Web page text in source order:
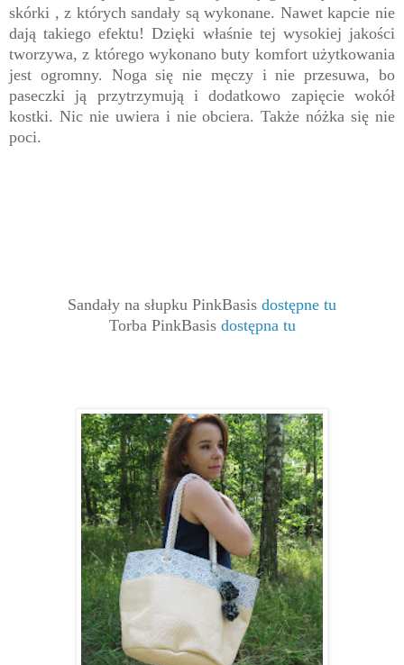
skórki , z których sandały są wykonane. Nawet kapcie nie
dają takiego efektu! Dzięki właśnie tej wysokiej jakości
tworzywa, z którego wykonano buty komfort użytkowania
jest ogromny. Noga się nie męczy i nie przesuwa, bo
paseczki ją przytrzymują i dodatkowo zapięcie wokół
kostki. Nic nie uwiera i nie obciera. Także nóżka się nie
poci.
Sandały na słupku PinkBasis dostępne tu
Torba PinkBasis dostępna tu